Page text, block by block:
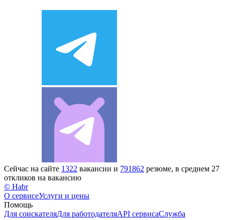
Сейчас на сайте 1322 вакансии и 791862 резюме, в среднем 27
откликов на вакансию
© Habr
О сервисеУслуги и цены
Помощь
Для соискателяДля работодателяAPI сервисаСлужба